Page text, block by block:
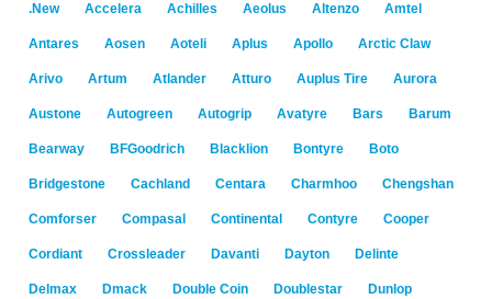
.New Accelera Achilles Aeolus Altenzo Amtel
Antares Aosen Aoteli Aplus Apollo Arctic Claw
Arivo Artum Atlander Atturo Auplus Tire Aurora
Austone Autogreen Autogrip Avatyre Bars Barum
Bearway BFGoodrich Blacklion Bontyre Boto
Bridgestone Cachland Centara Charmhoo Chengshan
Comforser Compasal Continental Contyre Cooper
Cordiant Crossleader Davanti Dayton Delinte
Delmax Dmack Double Coin Doublestar Dunlop